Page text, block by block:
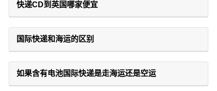
快递CD到英国哪家便宜
国际快递和海运的区别
如果含有电池国际快递是走海运还是空运